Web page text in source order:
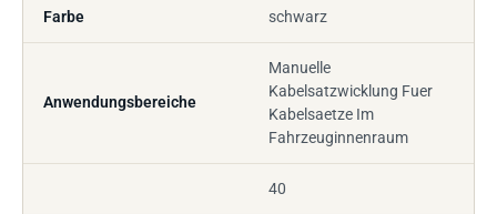
Farbe schwarz
Anwendungsbereiche
Manuelle
Kabelsatzwicklung Fuer
Kabelsaetze Im
Fahrzeuginnenraum
40